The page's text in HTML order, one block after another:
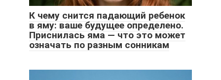
К чему снится падающий ребенок
в яму: ваше будущее определено.
Приснилась яма — что это может
означать по разным сонникам